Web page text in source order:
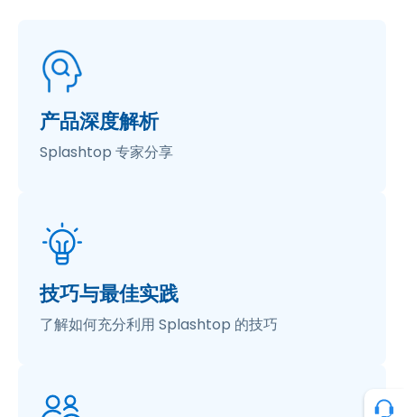
产品深度解析
Splashtop 专家分享
技巧与最佳实践
了解如何充分利用 Splashtop 的技巧